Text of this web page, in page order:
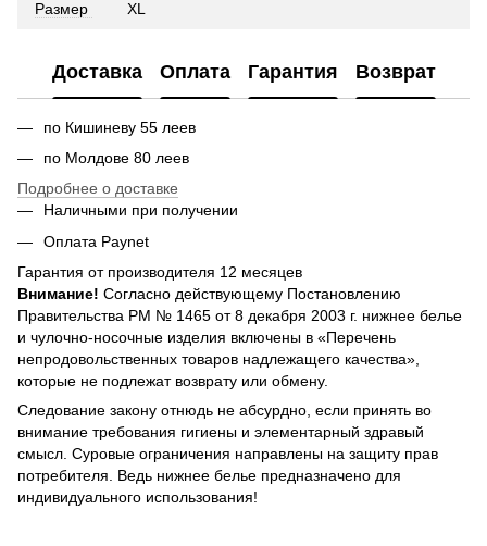
Размер XL
Доставка Оплата Гарантия Возврат
по Кишиневу 55 леев
по Молдове 80 леев
Подробнее о доставке
Наличными при получении
Оплата Paynet
Гарантия от производителя 12 месяцев
Внимание! Согласно действующему Постановлению
Правительства РМ № 1465 от 8 декабря 2003 г. нижнее белье
и чулочно-носочные изделия включены в «Перечень
непродовольственных товаров надлежащего качества»,
которые не подлежат возврату или обмену.
Следование закону отнюдь не абсурдно, если принять во
внимание требования гигиены и элементарный здравый
смысл. Суровые ограничения направлены на защиту прав
потребителя. Ведь нижнее белье предназначено для
индивидуального использования!